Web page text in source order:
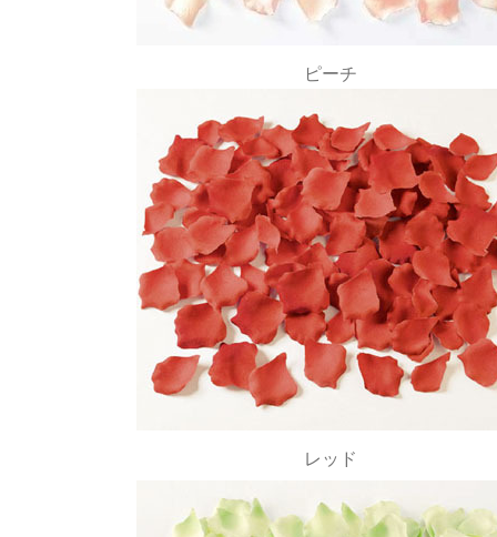
ピーチ
レッド